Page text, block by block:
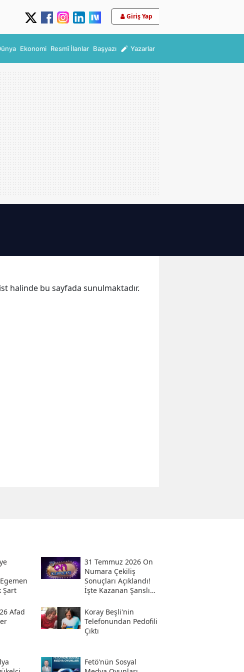
Giriş Yap
Ekonomi Resmî İlanlar Başyazı Yazarlar
halinde bu sayfada sunulmaktadır.
Şart
31 Temmuz 2026 On
Numara Çekiliş
Sonuçları Açıklandı!
İşte Kazanan Şanslı
Sorgulama Ekranı
Afad
Koray Beşli'nin
Telefonundan Pedofili
Çıktı
Fetö'nün Sosyal